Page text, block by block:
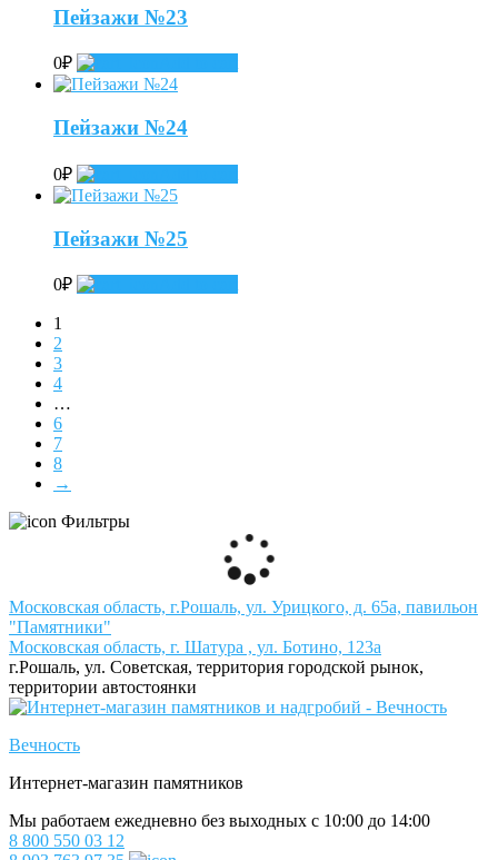
Пейзажи №23
0₽
Пейзажи №24
0₽
Пейзажи №25
0₽
1
2
3
4
…
6
7
8
→
Фильтры
Московская область, г.Рошаль, ул. Урицкого, д. 65а, павильон
"Памятники"
Московская область, г. Шатура , ул. Ботино, 123а
г.Рошаль, ул. Советская, территория городской рынок,
территории автостоянки
Вечность
Интернет-магазин памятников
Мы работаем ежедневно без выходных с 10:00 до 14:00
8 800 550 03 12